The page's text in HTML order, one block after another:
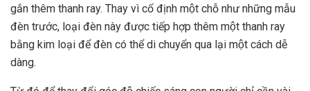
gắn thêm thanh ray. Thay vì cố định một chỗ như những mẫu
đèn trước, loại đèn này được tiếp hợp thêm một thanh ray
bằng kim loại để đèn có thể di chuyển qua lại một cách dễ
dàng.